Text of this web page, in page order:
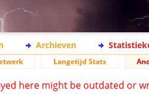
Archieven
Langetijd Stats
here might be outdated or